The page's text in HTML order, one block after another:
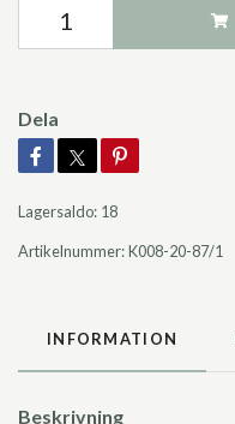
Dela
Lagersaldo: 18
Artikelnummer:K008-20-87/1
INFORMATION
Beskrivning